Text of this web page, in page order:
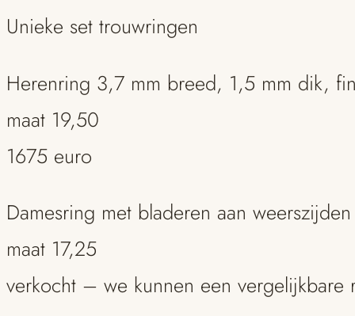
Unieke set trouwringen
Herenring 3,7 mm breed, 1,5 mm dik,
maat 19,50
1675 euro
Damesring met bladeren aan
maat 17,25
verkocht – we kunnen een vergelijkbare